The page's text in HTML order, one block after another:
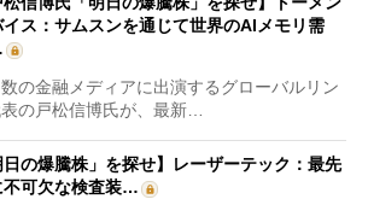
イス：サムスンを通じて世界のAIメモリ需
の金融メディアに出演するグローバルリン
の戸松信博氏が、最新…
日の爆騰株」を探せ】レーザーテック：最先
不可欠な検査装…